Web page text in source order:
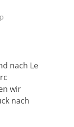
nach Le
wir
nach